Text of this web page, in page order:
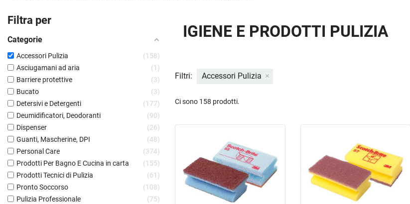
Filtra per
Categorie
Accessori Pulizia
158
Asciugamani ad aria
1
Barriere protettive
3
Bucato
3
Detersivi e Detergenti
177
Deumidificatori, Deodoranti
90
Dispenser
26
Guanti, Mascherine, DPI
48
Personal Care
374
Prodotti Per Bagno E Cucina in carta
155
Prodotti Tecnici di Pulizia
61
Pronto Soccorso
108
Pulizia Professionale
75
IGIENE E PRODOTTI PULIZIA
Filtri: Accessori Pulizia
Ci sono 158 prodotti.